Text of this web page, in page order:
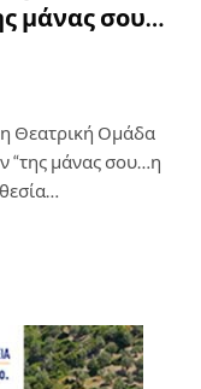
μάνας σου…
η Θεατρική Ομάδα
“της μάνας σου…η